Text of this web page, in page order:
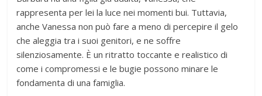
rappresenta per lei la luce nei momenti bui. Tuttavia,
anche Vanessa non può fare a meno di percepire il gelo
che aleggia tra i suoi genitori, e ne soffre
silenziosamente. È un ritratto toccante e realistico di
come i compromessi e le bugie possono minare le
fondamenta di una famiglia.